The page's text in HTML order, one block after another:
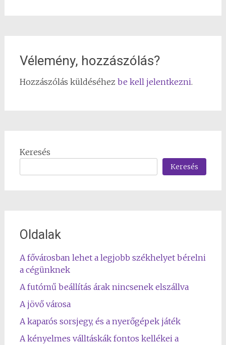
Vélemény, hozzászólás?
Hozzászólás küldéséhez be kell jelentkezni.
Keresés
Keresés
Oldalak
A fővárosban lehet a legjobb székhelyet bérelni
a cégünknek
A futómű beállítás árak nincsenek elszállva
A jövő városa
A kaparós sorsjegy, és a nyerőgépek játék
A kényelmes válltáskák fontos kellékei a